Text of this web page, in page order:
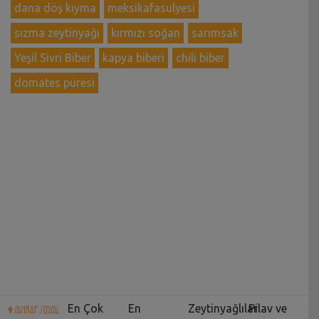
dana döş kıyma
meksikafasulyesi
sızma zeytinyağı
kırmızı soğan
sarımsak
Yeşil Sivri Biber
kapya biberi
chili biber
domates püresi
En Çok
En
ZeytinyağlılarPilav ve